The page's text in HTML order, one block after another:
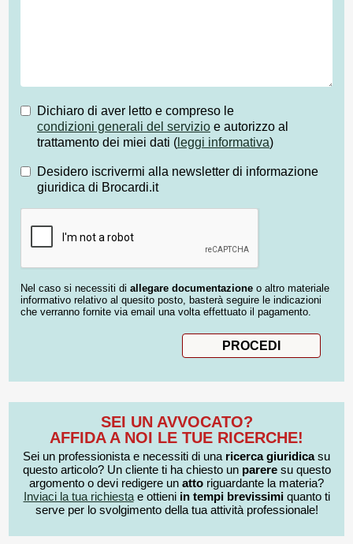
Dichiaro di aver letto e compreso le
condizioni generali del servizio e autorizzo al
trattamento dei miei dati ( leggi informativa)
Desidero iscrivermi alla newsletter di informazione
giuridica di Brocardi.it
Nel caso si necessiti di allegare documentazione o altro materiale
informativo relativo al quesito posto, basterà seguire le indicazioni
che verranno fornite via email una volta effettuato il pagamento.
SEI UN AVVOCATO?
AFFIDA A NOI LE TUE RICERCHE!
Sei un professionista e necessiti di una ricerca giuridicasu
questo articolo? Un cliente ti ha chiesto un pareresu questo
argomento o devi redigere un atto riguardante la materia?
Inviaci la tua richiestae ottieni in tempi brevissimiquanto ti
serve per lo svolgimento della tua attività professionale!